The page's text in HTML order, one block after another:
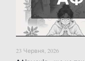
23 Червня, 2026